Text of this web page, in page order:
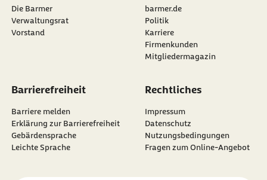
Die Barmer
Verwaltungsrat
Vorstand
barmer.de
Politik
Karriere
Firmenkunden
Mitgliedermagazin
Barrierefreiheit
Barriere melden
Erklärung zur Barrierefreiheit
Gebärdensprache
Leichte Sprache
Rechtliches
Impressum
Datenschutz
Nutzungsbedingungen
Fragen zum Online-Angebot